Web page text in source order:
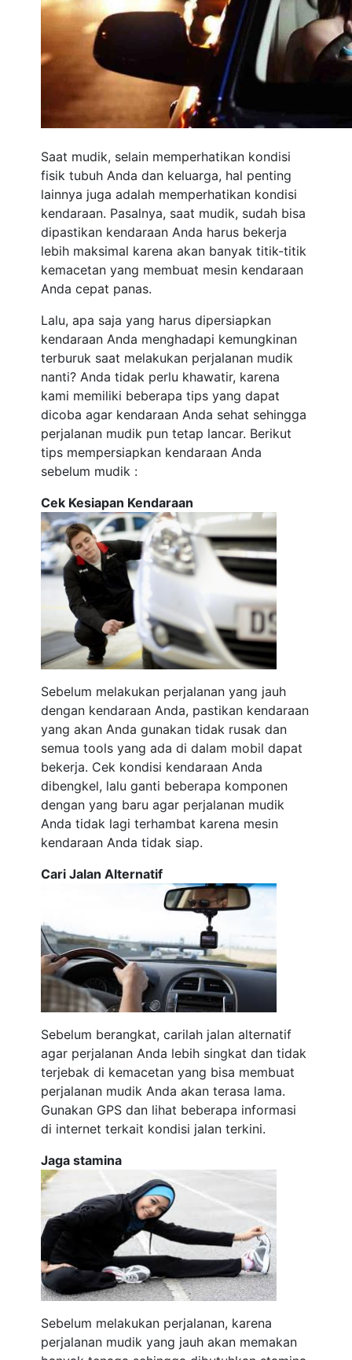
Saat mudik, selain memperhatikan kondisi
fisik tubuh Anda dan keluarga, hal penting
lainnya juga adalah memperhatikan kondisi
kendaraan. Pasalnya, saat mudik, sudah bisa
dipastikan kendaraan Anda harus bekerja
lebih maksimal karena akan banyak titik-titik
kemacetan yang membuat mesin kendaraan
Anda cepat panas.
Lalu, apa saja yang harus dipersiapkan
kendaraan Anda menghadapi kemungkinan
terburuk saat melakukan perjalanan mudik
nanti? Anda tidak perlu khawatir, karena
kami memiliki beberapa tips yang dapat
dicoba agar kendaraan Anda sehat sehingga
perjalanan mudik pun tetap lancar. Berikut
tips mempersiapkan kendaraan Anda
sebelum mudik :
Cek Kesiapan Kendaraan
Sebelum melakukan perjalanan yang jauh
dengan kendaraan Anda, pastikan kendaraan
yang akan Anda gunakan tidak rusak dan
semua tools yang ada di dalam mobil dapat
bekerja. Cek kondisi kendaraan Anda
dibengkel, lalu ganti beberapa komponen
dengan yang baru agar perjalanan mudik
Anda tidak lagi terhambat karena mesin
kendaraan Anda tidak siap.
Cari Jalan Alternatif
Sebelum berangkat, carilah jalan alternatif
agar perjalanan Anda lebih singkat dan tidak
terjebak di kemacetan yang bisa membuat
perjalanan mudik Anda akan terasa lama.
Gunakan GPS dan lihat beberapa informasi
di internet terkait kondisi jalan terkini.
Jaga stamina
Sebelum melakukan perjalanan, karena
perjalanan mudik yang jauh akan memakan